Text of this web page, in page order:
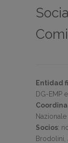
Entidad
DG-EMP
Socios:
Brodolini,